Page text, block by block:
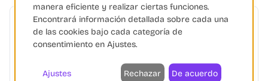
Zertify
Shopify PrestaShop Woocommerce
productos físicos en la UE, automatizando la
manera eficiente y realizar ciertas funciones.
Encontrará información detallada sobre cada una
de las cookies bajo cada categoría de
consentimiento en Ajustes.
Ajustes Rechazar De acuerdo